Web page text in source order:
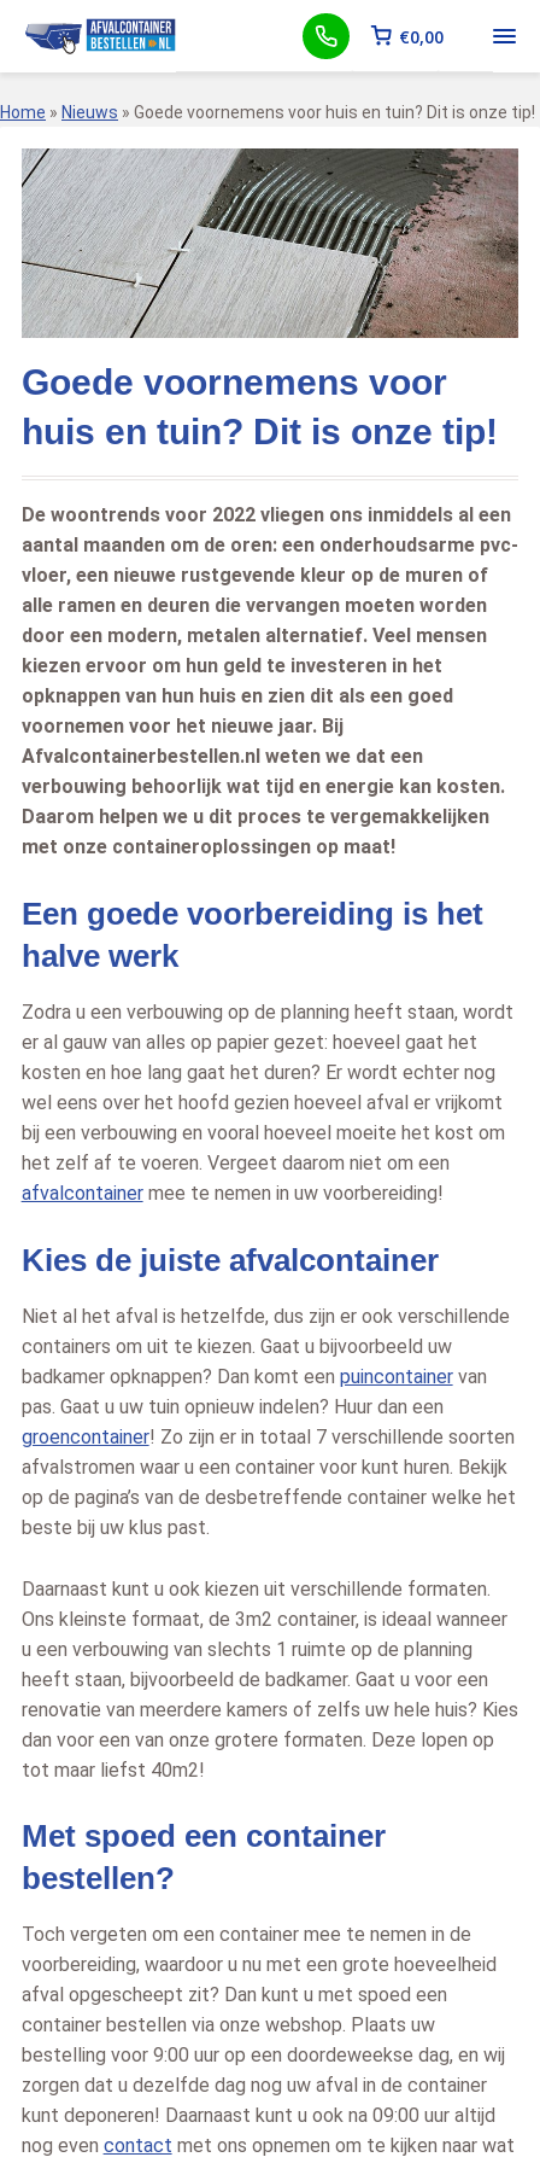
€0,00
Home » Nieuws » Goede voornemens voor huis en tuin? Dit is onze tip!
Goede voornemens voor
huis en tuin? Dit is onze tip!
De woontrends voor 2022 vliegen ons inmiddels al een
aantal maanden om de oren: een onderhoudsarme pvc-
vloer, een nieuwe rustgevende kleur op de muren of
alle ramen en deuren die vervangen moeten worden
door een modern, metalen alternatief. Veel mensen
kiezen ervoor om hun geld te investeren in het
opknappen van hun huis en zien dit als een goed
voornemen voor het nieuwe jaar. Bij
Afvalcontainerbestellen.nl weten we dat een
verbouwing behoorlijk wat tijd en energie kan kosten.
Daarom helpen we u dit proces te vergemakkelijken
met onze containeroplossingen op maat!
Een goede voorbereiding is het
halve werk
Zodra u een verbouwing op de planning heeft staan, wordt
er al gauw van alles op papier gezet: hoeveel gaat het
kosten en hoe lang gaat het duren? Er wordt echter nog
wel eens over het hoofd gezien hoeveel afval er vrijkomt
bij een verbouwing en vooral hoeveel moeite het kost om
het zelf af te voeren. Vergeet daarom niet om een
afvalcontainermee te nemen in uw voorbereiding!
Kies de juiste afvalcontainer
Niet al het afval is hetzelfde, dus zijn er ook verschillende
containers om uit te kiezen. Gaat u bijvoorbeeld uw
badkamer opknappen? Dan komt een puincontainervan
pas. Gaat u uw tuin opnieuw indelen? Huur dan een
groencontainer! Zo zijn er in totaal 7 verschillende soorten
afvalstromen waar u een container voor kunt huren. Bekijk
op de pagina’s van de desbetreffende container welke het
beste bij uw klus past.
Daarnaast kunt u ook kiezen uit verschillende formaten.
Ons kleinste formaat, de 3m2 container, is ideaal wanneer
u een verbouwing van slechts 1 ruimte op de planning
heeft staan, bijvoorbeeld de badkamer. Gaat u voor een
renovatie van meerdere kamers of zelfs uw hele huis? Kies
dan voor een van onze grotere formaten. Deze lopen op
tot maar liefst 40m2!
Met spoed een container
bestellen?
Toch vergeten om een container mee te nemen in de
voorbereiding, waardoor u nu met een grote hoeveelheid
afval opgescheept zit? Dan kunt u met spoed een
container bestellen via onze webshop. Plaats uw
bestelling voor 9:00 uur op een doordeweekse dag, en wij
zorgen dat u dezelfde dag nog uw afval in de container
kunt deponeren! Daarnaast kunt u ook na 09:00 uur altijd
nog even contact met ons opnemen om te kijken naar wat